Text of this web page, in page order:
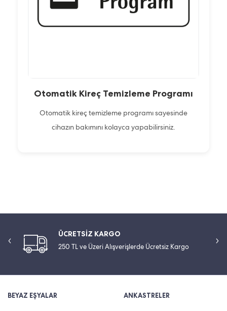
Otomatik Kireç Temizleme Programı
Otomatik kireç temizleme programı sayesinde
cihazın bakımını kolayca yapabilirsiniz.
ÜCRETSİZ KARGO
250 TL ve Üzeri Alışverişlerde Ücretsiz Kargo
BEYAZ EŞYALAR ANKASTRELER